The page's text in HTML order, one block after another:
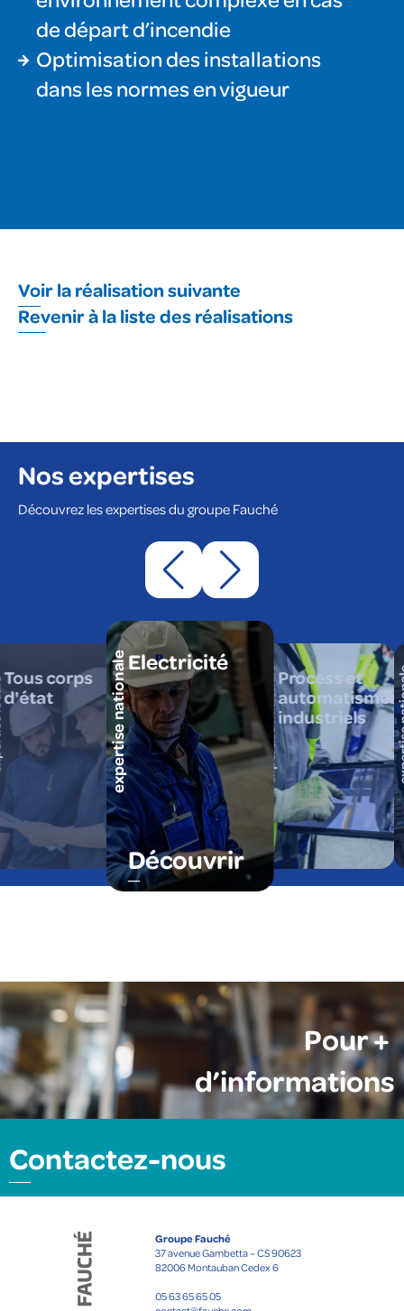
de départ d’incendie
Optimisation des installations
dans les normes en vigueur
Revenir à la liste des réalisations
Voir la réalisation suivante
Nos expertises
Découvrez les expertises du groupe Fauché
Tous corps
d'état
Electricité
Découvrir
expertise nationale
Process et
automatismes
industriels
expertise nationale
Pour +
d’informations
Contactez-nous
Groupe Fauché
37 avenue Gambetta – CS 90623
82006 Montauban Cedex 6
05 63 65 65 05